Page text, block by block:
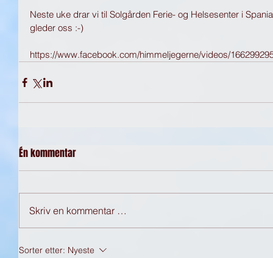
Neste uke drar vi til Solgården Ferie- og Helsesenter i
gleder oss :-)
https://www.facebook.com/himmeljegerne/videos/
Én kommentar
Skriv en kommentar …
Sorter etter: Nyeste